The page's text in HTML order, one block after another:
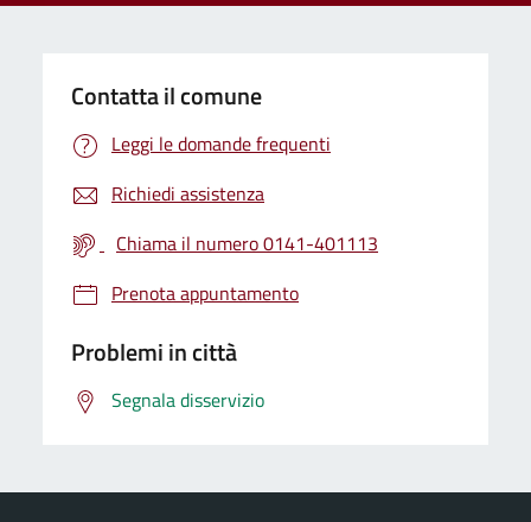
Contatta il comune
Leggi le domande frequenti
Richiedi assistenza
Chiama il numero 0141-401113
Prenota appuntamento
Problemi in città
Segnala disservizio